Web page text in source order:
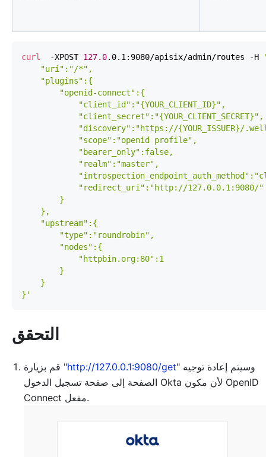
curl
  -XPOST
127.0.0.1:9080/apisix/admin/routes -H
}'
التحقق
قم بزيارة "http://127.0.0.1:9080/get" وسيتم إعادة توجيه
الصفحة إلى صفحة تسجيل الدخول Okta لأن مكون OpenID
Connect مفعل.